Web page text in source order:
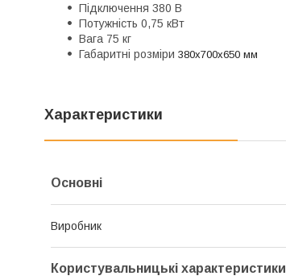
Підключення 380 В
Потужність 0,75 кВт
Вага 75 кг
Габаритні розміри 380х700х650 мм
Характеристики
Основні
Виробник
Користувальницькі характеристики